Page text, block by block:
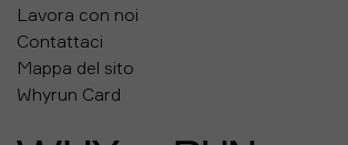
Lavora con noi
Contattaci
Mappa del sito
Whyrun Card